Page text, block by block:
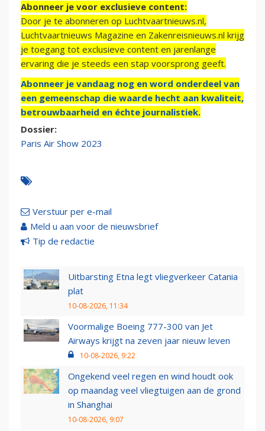
Abonneer je voor exclusieve content:
Door je te abonneren op Luchtvaartnieuws.nl,
Luchtvaartnieuws Magazine en Zakenreisnieuws.nl krijg
je toegang tot exclusieve content en jarenlange
ervaring die je steeds een stap voorsprong geeft.
Abonneer je vandaag nog en word onderdeel van
een gemeenschap die waarde hecht aan kwaliteit,
betrouwbaarheid en échte journalistiek.
Dossier:
Paris Air Show 2023
Verstuur per e-mail
Meld u aan voor de nieuwsbrief
Tip de redactie
Uitbarsting Etna legt vliegverkeer Catania
plat
10-08-2026, 11:34
Voormalige Boeing 777-300 van Jet
Airways krijgt na zeven jaar nieuw leven
10-08-2026, 9:22
Ongekend veel regen en wind houdt ook
op maandag veel vliegtuigen aan de grond
in Shanghai
10-08-2026, 9:07